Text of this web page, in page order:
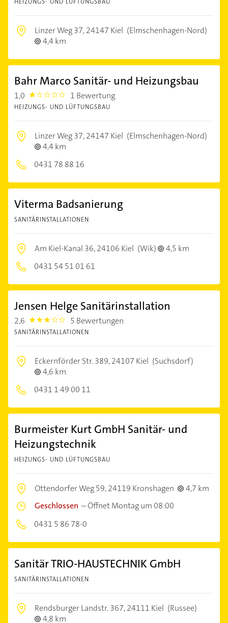
Linzer Weg 37,24147 Kiel (Elmschenhagen-Nord)
4,4 km
Bahr Marco Sanitär- und Heizungsbau
1,0 1.0 1 Bewertung
HEIZUNGS- UND LÜFTUNGSBAU
Linzer Weg 37,24147 Kiel (Elmschenhagen-Nord)
4,4 km
0431 78 88 16
Viterma Badsanierung
SANITÄRINSTALLATIONEN
Am Kiel-Kanal 36,24106 Kiel (Wik)
4,5 km
0431 54 51 01 61
Jensen Helge Sanitärinstallation
2,6 2.6000001 5 Bewertungen
SANITÄRINSTALLATIONEN
Eckernförder Str. 389,24107 Kiel (Suchsdorf)
4,6 km
0431 1 49 00 11
Burmeister Kurt GmbH Sanitär- und
Heizungstechnik
HEIZUNGS- UND LÜFTUNGSBAU
Ottendorfer Weg 59,24119 Kronshagen
4,7 km
Geschlossen –Öffnet Montag um 08:00
0431 5 86 78-0
Sanitär TRIO-HAUSTECHNIK GmbH
SANITÄRINSTALLATIONEN
Rendsburger Landstr. 367,24111 Kiel (Russee)
4,8 km